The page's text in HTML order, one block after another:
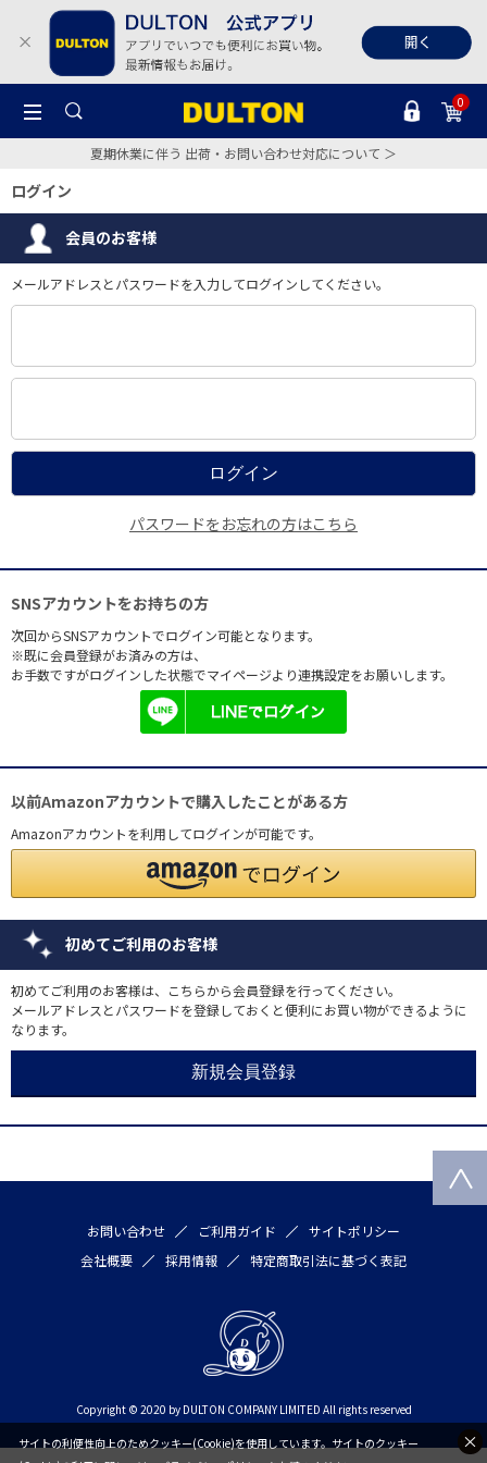
0
夏期休業に伴う 出荷・お問い合わせ対応について ＞
ログイン
会員のお客様
メールアドレスとパスワードを入力してログインしてください。
パスワードをお忘れの方はこちら
SNSアカウントをお持ちの方
次回からSNSアカウントでログイン可能となります。
※既に会員登録がお済みの方は、
お手数ですがログインした状態でマイページより連携設定をお願いします。
以前Amazonアカウントで購入したことがある方
Amazonアカウントを利用してログインが可能です。
初めてご利用のお客様
初めてご利用のお客様は、こちらから会員登録を行ってください。
メールアドレスとパスワードを登録しておくと便利にお買い物ができるように
なります。
お問い合わせ ご利用ガイド
サイトポリシー
会社概要
採用情報 特定商取引法に基づく表記
Copyright © 2020 by DULTON COMPANY LIMITED All rights reserved
サイトの利便性向上のためクッキー(Cookie)を使用しています。サイトのクッキー